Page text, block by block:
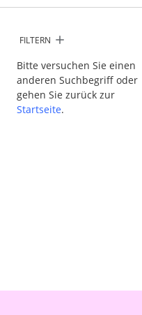
FILTERN
Bitte versuchen Sie einen
anderen Suchbegriff oder
gehen Sie zurück zur
Startseite.